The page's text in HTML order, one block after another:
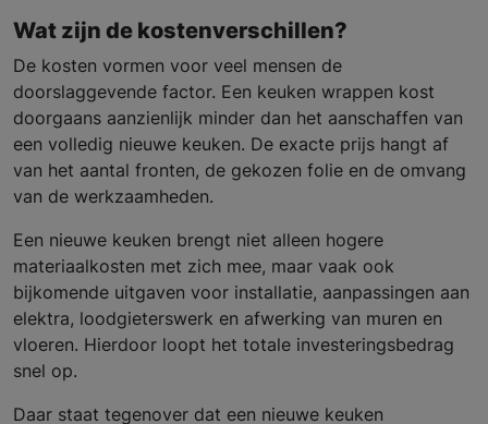
Wat zijn de kostenverschillen?
De kosten vormen voor veel mensen de
doorslaggevende factor. Een keuken wrappen kost
doorgaans aanzienlijk minder dan het aanschaffen van
een volledig nieuwe keuken. De exacte prijs hangt af
van het aantal fronten, de gekozen folie en de omvang
van de werkzaamheden.
Een nieuwe keuken brengt niet alleen hogere
materiaalkosten met zich mee, maar vaak ook
bijkomende uitgaven voor installatie, aanpassingen aan
elektra, loodgieterswerk en afwerking van muren en
vloeren. Hierdoor loopt het totale investeringsbedrag
snel op.
Daar staat tegenover dat een nieuwe keuken